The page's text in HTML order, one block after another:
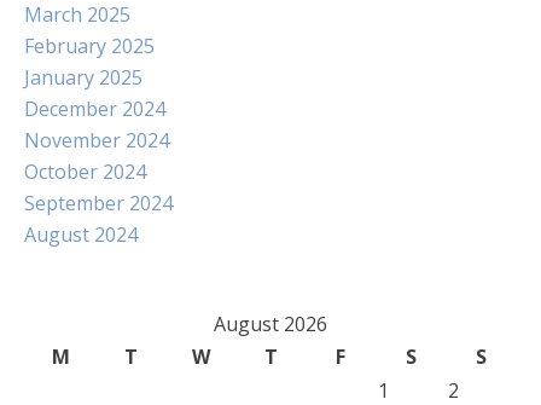
March 2025
February 2025
January 2025
December 2024
November 2024
October 2024
September 2024
August 2024
August 2026
M
T W T F S
S
1
2